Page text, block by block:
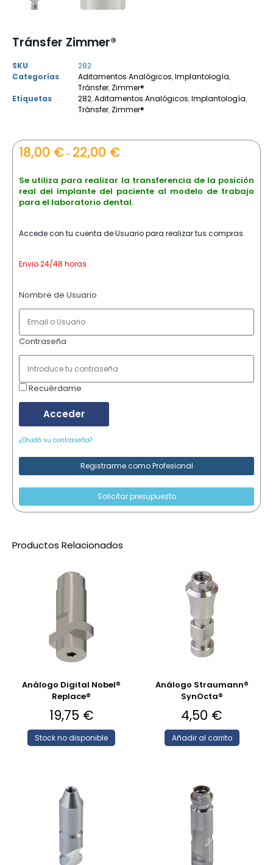
Tránsfer Zimmer®
SKU
282
Categorías
Aditamentos Analógicos,Implantología,
Tránsfer, Zimmer®
Etiquetas
282,Aditamentos Analógicos,Implantología,
Tránsfer, Zimmer®
18,00 €– 22,00 €
Se utiliza para realizar la transferencia de la posición
real del implante del paciente al modelo de trabajo
para el laboratorio dental.
Accede con tu cuenta de Usuario para realizar tus compras.
Envio 24/48 horas
Nombre de Usuario
Contraseña
Recuérdame
Acceder
¿Olvidó su contraseña?
Registrarme como Profesional
Solicitar presupuesto
Productos Relacionados
Análogo Digital Nobel®
Replace®
19,75 €
Stock no disponible
Análogo Straumann®
SynOcta®
4,50 €
Añadir al carrito